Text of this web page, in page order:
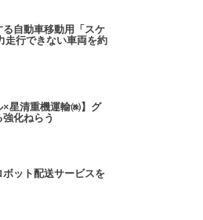
自動車移動用「スケ
走行できない車両を約
×星清重機運輸㈱】グ
化ねらう
ット配送サービスを